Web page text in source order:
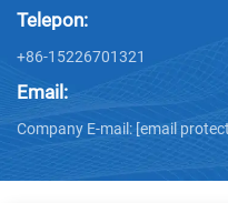
Telepon:
+86-15226701321
Email:
Company E-mail: [email